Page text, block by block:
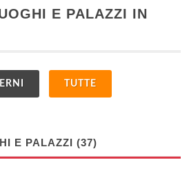
E PALAZZI IN
TUTTE
E PALAZZI (37)